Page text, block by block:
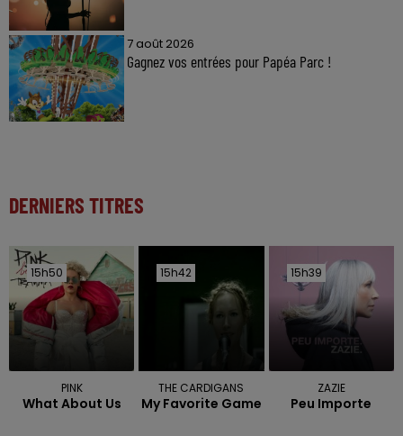
7 août 2026
Gagnez vos entrées pour Papéa Parc !
DERNIERS TITRES
15h50
15h50
PINK
What About Us
15h42
15h42
THE CARDIGANS
My Favorite Game
15h39
15h39
ZAZIE
Peu Importe